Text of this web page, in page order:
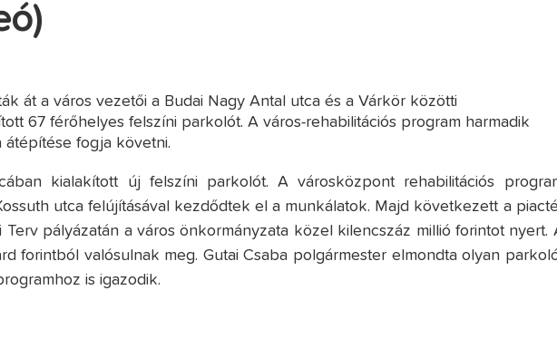
át a város vezetői a Budai Nagy Antal utca és a Várkör közötti
67 férőhelyes felszíni parkolót. A város-rehabilitációs program harmadik
átépítése fogja követni.
kialakított új felszíni parkolót. A városközpont rehabilitációs
utca felújításával kezdődtek el a munkálatok. Majd következett a
pályázatán a város önkormányzata közel kilencszáz millió forintot nyert.
forintból valósulnak meg. Gutai Csaba polgármester elmondta olyan
is igazodik.